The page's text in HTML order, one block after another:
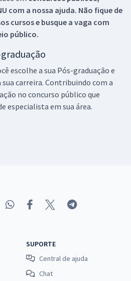
com a nossa ajuda. Não fique de
cursos e busque a vaga com
público.
escolhe a sua Pós-graduação e
carreira. Contribuindo com a
no concurso público que
especialista em sua área.
SUPORTE
Central de ajuda
Chat